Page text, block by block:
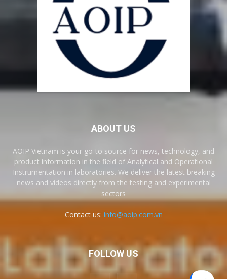
ABOUT US
AOIP Vietnam is your go-to source for news, technology, and
product information in the field of Analytical and Operational
Instrumentation in laboratories. We deliver the latest breaking
news and videos directly from the testing and experimental
sectors
Contact us: info@aoip.com.vn
FOLLOW US